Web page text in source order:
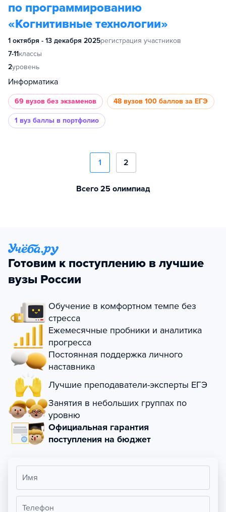
по программированию
«Когнитивные технологии»
1 октября - 13 декабря 2025регистрация участников
7-11классы
2уровень
Информатика
69 вузов без экзаменов 48 вузов 100 баллов за ЕГЭ
1 вуз баллы в портфолио
1 2
Всего 25 олимпиад
Готовим к поступлению в лучшие
вузы России
Обучение в комфортном темпе без
стресса
Ежемесячные пробники и аналитика
прогресса
Постоянная поддержка личного
наставника
Лучшие преподаватели-эксперты ЕГЭ
Занятия в небольших группах по
уровню
Официальная гарантия
поступления на бюджет
Имя
Телефон